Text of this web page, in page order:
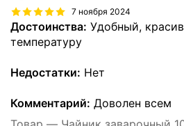
7 ноября 2024
Достоинства: Удобный,
температуру
Недостатки: Нет
Комментарий: Доволен всем